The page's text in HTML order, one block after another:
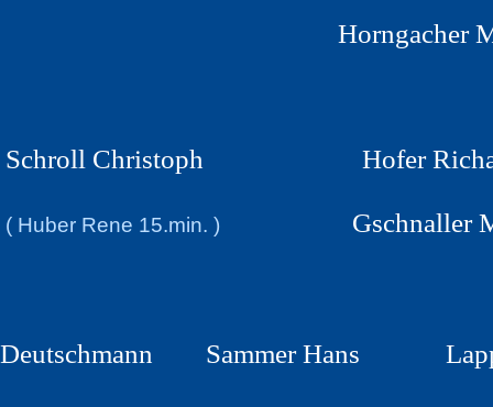
Horngacher
Schroll Christoph Hofer
( Huber Rene 15.min. ) Gschnaller
Deutschmann Sammer Hans